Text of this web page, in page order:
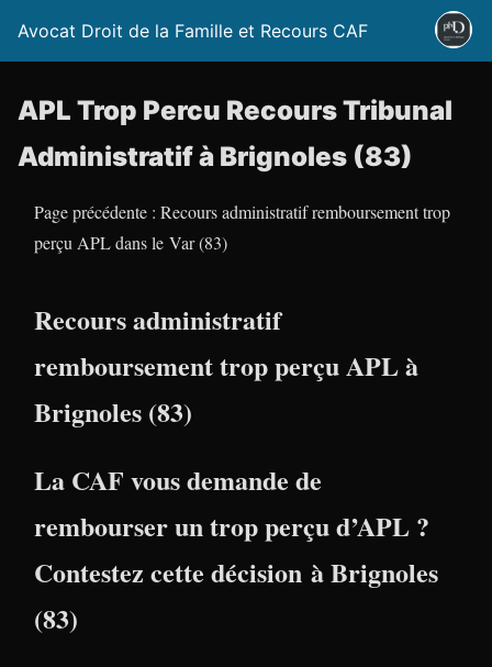
Avocat Droit de la Famille et Recours CAF
APL Trop Percu Recours Tribunal
Administratif à Brignoles (83)
Page précédente : Recours administratif remboursement trop
perçu APL dans le Var (83)
Recours administratif
remboursement trop perçu APL à
Brignoles (83)
La CAF vous demande de
rembourser un trop perçu d’APL ?
Contestez cette décision à Brignoles
(83)